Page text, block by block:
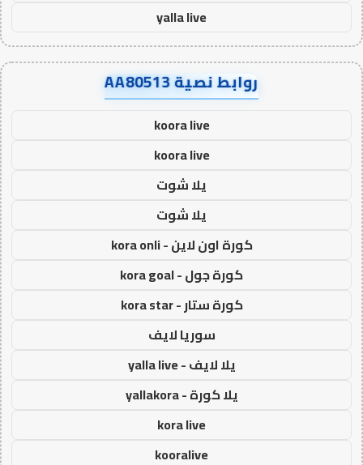
yalla live
روابط نصية AA80513
koora live
koora live
يلا شوت
يلا شوت
كورة اون لاين - kora onli
كورة جول - kora goal
كورة ستار - kora star
سوريا لايف
يلا لايف - yalla live
يلا كورة - yallakora
kora live
kooralive